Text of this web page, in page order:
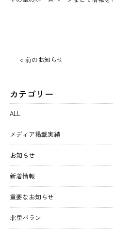
< 前のお知らせ
カテゴリー
ALL
メディア掲載実績
お知らせ
新着情報
重要なお知らせ
北里バラン